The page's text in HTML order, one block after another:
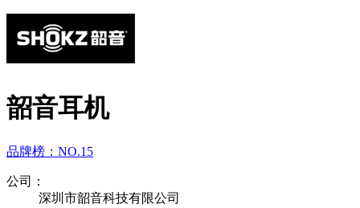
韶音耳机
品牌榜： NO.15
公司：
深圳市韶音科技有限公司